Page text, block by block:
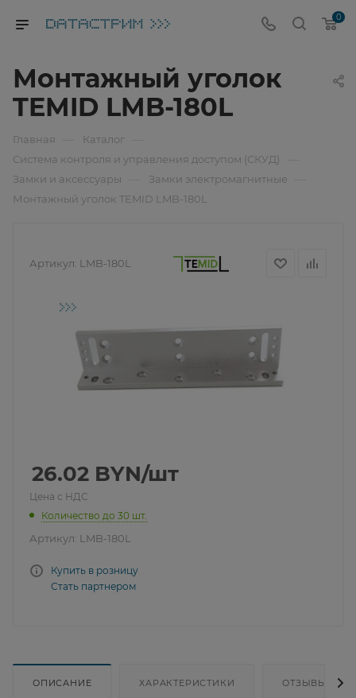
0
Монтажный уголок
TEMID LMB-180L
Главная Каталог
Система контроля и управления доступом (СКУД)
Замки и аксессуары Замки электромагнитные
Монтажный уголок TEMID LMB-180L
Артикул: LMB-180L
26.02 BYN/шт
Цена с НДС
Количество до 30 шт.
Артикул: LMB-180L
Купить в розницу
Стать партнером
ОПИСАНИЕ ХАРАКТЕРИСТИКИ ОТЗЫВЫ